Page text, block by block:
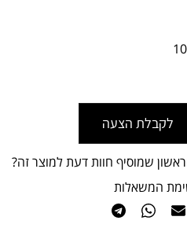
לקבלת הצעה
שמוסיף חוות דעת למוצר זה?
המשאלות